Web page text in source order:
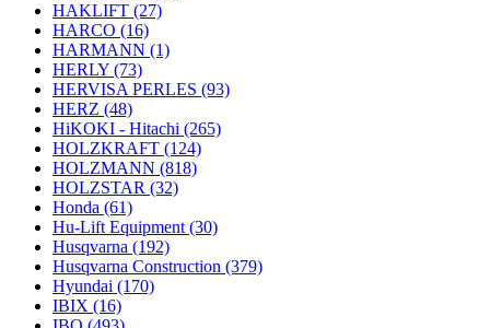
HAKLIFT (27)
HARCO (16)
HARMANN (1)
HERLY (73)
HERVISA PERLES (93)
HERZ (48)
HiKOKI - Hitachi (265)
HOLZKRAFT (124)
HOLZMANN (818)
HOLZSTAR (32)
Honda (61)
Hu-Lift Equipment (30)
Husqvarna (192)
Husqvarna Construction (379)
Hyundai (170)
IBIX (16)